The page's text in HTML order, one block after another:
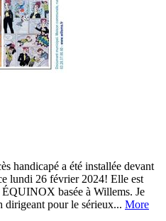
handicapé a été installée devant
lundi 26 février 2024! Elle est
ÉQUINOX basée à Willems. Je
pour le sérieux... More